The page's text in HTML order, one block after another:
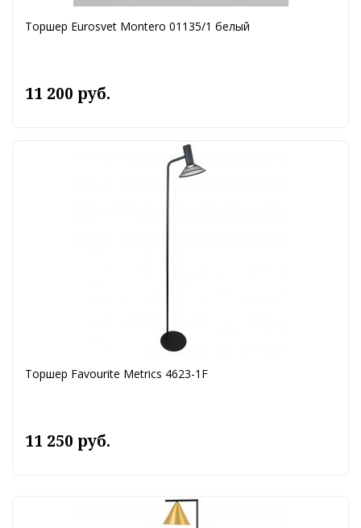
Торшер Eurosvet Montero 01135/1 белый
11 200 руб.
Торшер Favourite Metrics 4623-1F
11 250 руб.